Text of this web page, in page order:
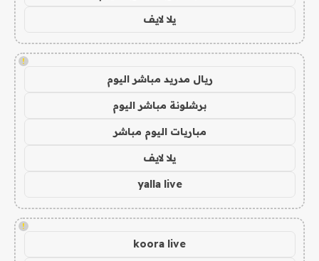
يلا لايف
!
ريال مدريد مباشر اليوم
برشلونة مباشر اليوم
مباريات اليوم مباشر
يلا لايف
yalla live
!
koora live